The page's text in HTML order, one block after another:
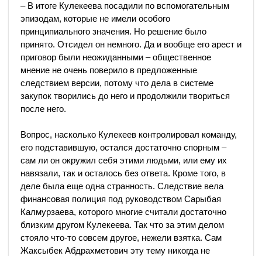
– В итоге Кулекеева посадили по вспомогательным
эпизодам, которые не имели особого
принципиального значения. Но решение было
принято. Отсидел он немного. Да и вообще его арест и
приговор были неожиданными – общественное
мнение не очень поверило в предложенные
следствием версии, потому что дела в системе
закупок творились до него и продолжили твориться
после него.
Вопрос, насколько Кулекеев контролировал команду,
его подставившую, остался достаточно спорным –
сам ли он окружил себя этими людьми, или ему их
навязали, так и осталось без ответа. Кроме того, в
деле была еще одна странность. Следствие вела
финансовая полиция под руководством Сарыбая
Калмурзаева, которого многие считали достаточно
близким другом Кулекеева. Так что за этим делом
стояло что-то совсем другое, нежели взятка. Сам
Жаксыбек Абдрахметович эту тему никогда не